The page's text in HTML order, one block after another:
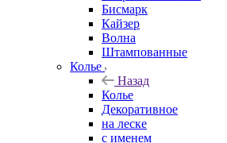
Бисмарк
Кайзер
Волна
Штампованные
Колье
Назад
Колье
Декоративное
на леске
с именем